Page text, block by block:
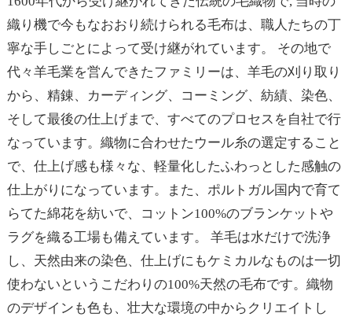
織り機で今もなおおり続けられる毛布は、職人たちの丁
寧な手しごとによって受け継がれています。 その地で
代々羊毛業を営んできたファミリーは、羊毛の刈り取り
から、精錬、カーディング、コーミング、紡績、染色、
そして最後の仕上げまで、すべてのプロセスを自社で行
なっています。織物に合わせたウール糸の選定すること
で、仕上げ感も様々な、軽量化したふわっとした感触の
仕上がりになっています。また、ポルトガル国内で育て
らてた綿花を紡いで、コットン100%のブランケットや
ラグを織る工場も備えています。 羊毛は水だけで洗浄
し、天然由来の染色、仕上げにもケミカルなものは一切
使わないというこだわりの100%天然の毛布です。織物
のデザインも色も、壮大な環境の中からクリエイトし